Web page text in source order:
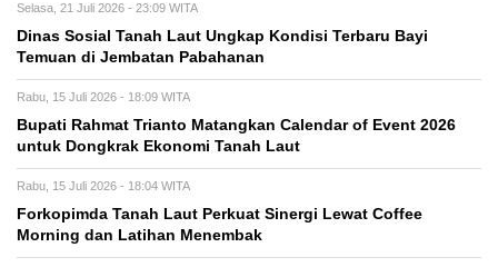
Selasa, 21 Juli 2026 - 23:09 WITA
Dinas Sosial Tanah Laut Ungkap Kondisi Terbaru Bayi
Temuan di Jembatan Pabahanan
Rabu, 15 Juli 2026 - 18:09 WITA
Bupati Rahmat Trianto Matangkan Calendar of Event 2026
untuk Dongkrak Ekonomi Tanah Laut
Rabu, 15 Juli 2026 - 18:04 WITA
Forkopimda Tanah Laut Perkuat Sinergi Lewat Coffee
Morning dan Latihan Menembak